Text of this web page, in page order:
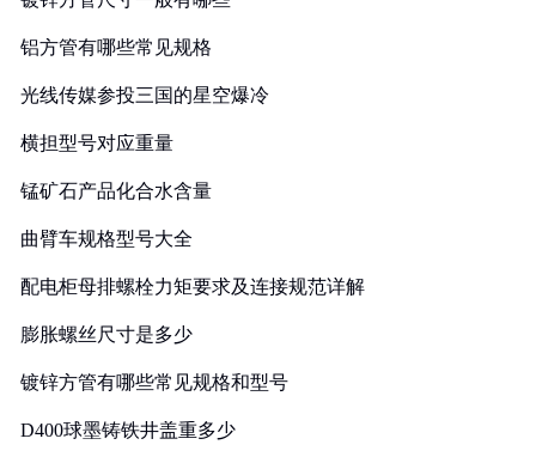
铝方管有哪些常见规格
光线传媒参投三国的星空爆冷
横担型号对应重量
锰矿石产品化合水含量
曲臂车规格型号大全
配电柜母排螺栓力矩要求及连接规范详解
膨胀螺丝尺寸是多少
镀锌方管有哪些常见规格和型号
D400球墨铸铁井盖重多少